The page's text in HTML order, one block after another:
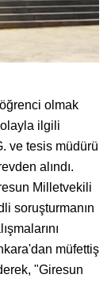
olmak
ilgili
ve tesis müdürü
alındı.
Milletvekili
soruşturmanın
müfettiş
"Giresun